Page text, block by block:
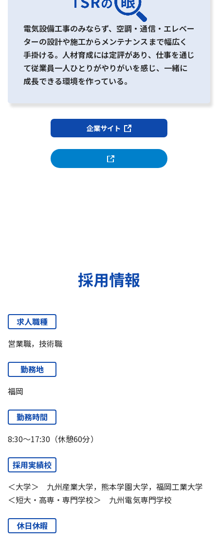
電気設備工事のみならず、空調・通信・エレベー
ターの設計や施工からメンテナンスまで幅広く
手掛ける。人材育成には定評があり、仕事を通じ
て従業員一人ひとりがやりがいを感じ、一緒に
成長できる環境を作っている。
企業サイト
採用情報
求人職種
営業職，技術職
勤務地
福岡
勤務時間
8:30～17:30（休憩60分）
採用実績校
＜大学＞ 九州産業大学，熊本学園大学，福岡工業大学
＜短大・高専・専門学校＞ 九州電気専門学校
休日休暇